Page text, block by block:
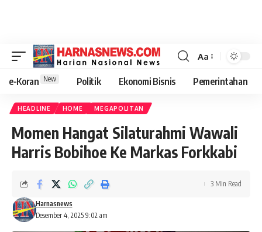
Aa
e-Koran New Politik Ekonomi Bisnis Pemerintahan
HEADLINE HOME MEGAPOLITAN
Momen Hangat Silaturahmi Wawali
Harris Bobihoe Ke Markas Forkkabi
Desember 4, 2025 9:02 am
Harnasnews
3 Min Read